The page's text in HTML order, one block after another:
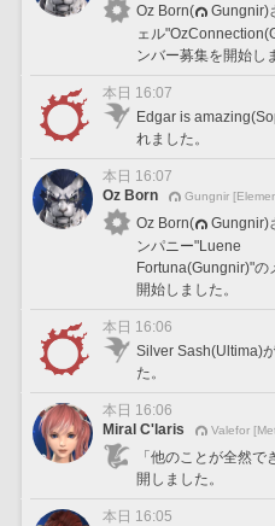
Oz Born(
Gungnir)
ェル
ンバー募集を開始し
本日 16:07
Edgar is
れました。
本日 16:07
Oz Born
Gungnir
Oz Born(
Gungnir)
ンパニー"Luene
Fortuna(Gungnir)"の
開始しました。
本日 16:06
Silver Sash(Ultima)
た。
本日 16:06
Miral C'laris
Valefor
「他のことが全然
開しました。
本日 16:05